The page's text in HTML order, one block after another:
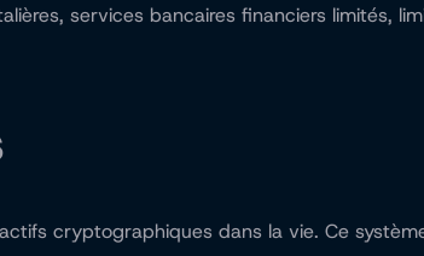
services bancaires financiers limités,
cryptographiques dans la vie. Ce